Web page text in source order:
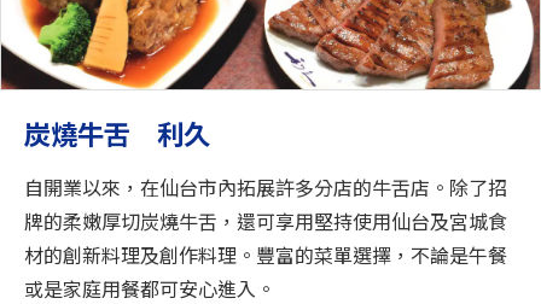
炭燒牛舌 利久
自開業以來，在仙台市內拓展許多分店的牛舌店。除了招
牌的柔嫩厚切炭燒牛舌，還可享用堅持使用仙台及宮城食
材的創新料理及創作料理。豐富的菜單選擇，不論是午餐
或是家庭用餐都可安心進入。